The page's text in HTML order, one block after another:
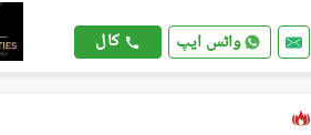
واٹس ایپ کال